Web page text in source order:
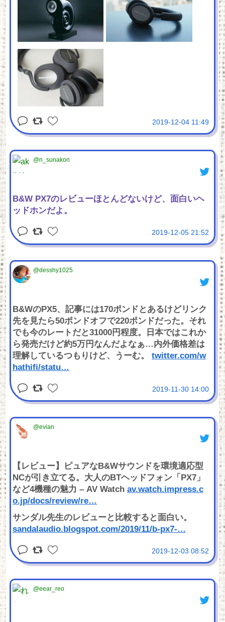
2019-12-04 11:49
@n_sunakon
B&W PX7のレビューほとんどないけど、面白いヘ
ッドホンだよ。
2019-12-05 21:52
@desshy1025
B&WのPX5、記事には170ポンドとあるけどリンク
先を見たら50ポンドオフで220ポンドだった。それ
でも今のレートだと31000円程度。日本ではこれか
ら発売だけど約5万円なんだよなぁ…内外価格差は
理解しているつもりけど、うーむ。 twitter.com/w
hathifi/statu…
2019-11-30 14:00
@evian
【レビュー】ピュアなB&Wサウンドを環境適応型
NCが引き立てる。大人のBTヘッドフォン「PX7」
など4機種の魅力 – AV Watch av.watch.impress.c
o.jp/docs/review/re…
サンダル先生のレビューと比較すると面白い。
sandalaudio.blogspot.com/2019/11/b-px7-…
2019-12-03 08:52
@eear_reo